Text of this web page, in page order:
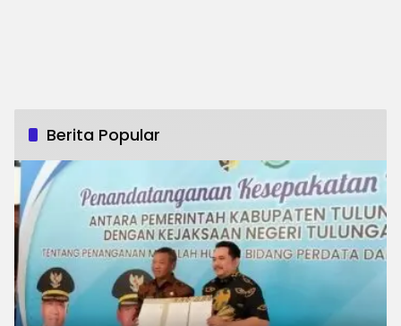
Berita Popular